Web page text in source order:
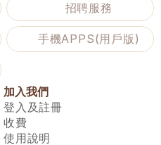
招聘服務
手機APPS(用戶版)
加入我們
登入及註冊
收費
使用說明